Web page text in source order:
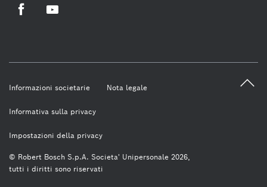
© Robert Bosch S.p.A. Societa' Unipersonale 2026,
tutti i diritti sono riservati
Informazioni societarie Nota legale
Informativa sulla privacy
Impostazioni della privacy